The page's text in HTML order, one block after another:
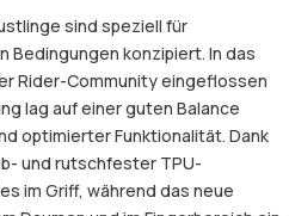
sind speziell für
Bedingungen konzipiert. In das
Rider-Community eingeflossen
lag auf einer guten Balance
optimierter Funktionalität. Dank
und rutschfester TPU-
im Griff, während das neue